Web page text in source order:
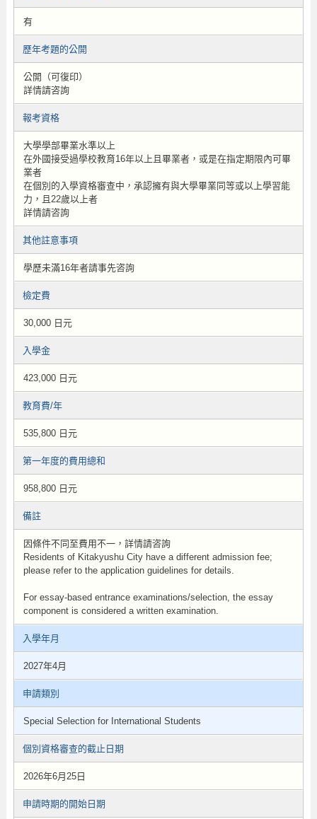
有
歷年考題的公開
公開（可復印）
詳情請咨詢
報考資格
大學學部畢業水準以上
在外國接受過學校教育16年以上且畢業者，或是在指定期限內可畢
業者
在個別的入學資格審查中，承認擁有與大學畢業同等或以上學習能
力，且22歲以上者
詳情請咨詢
其他註意事項
學歷未滿16年者請事先咨詢
檢定費
30,000 日元
入學金
423,000 日元
教育費/年
535,800 日元
第一年度的費用總和
958,800 日元
備註
因條件不同至費用不一，詳情請咨詢
Residents of Kitakyushu City have a different admission fee;
please refer to the application guidelines for details.
For essay-based entrance examinations/selection, the essay
component is considered a written examination.
入學年月
2027年4月
申請類別
Special Selection for International Students
個別資格審查的截止日期
2026年6月25日
申請時期的開始日期